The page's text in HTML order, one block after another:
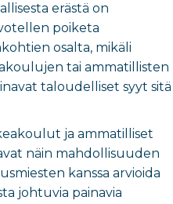
erästä on
poiketa
osalta, mikäli
tai ammatillisten
taloudelliset syyt sitä
ja ammatilliset
näin mahdollisuuden
kanssa arvioida
johtuvia painavia